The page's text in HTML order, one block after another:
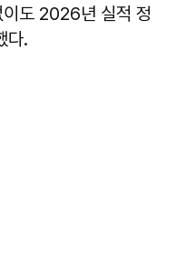
도 2026년 실적 정
다.